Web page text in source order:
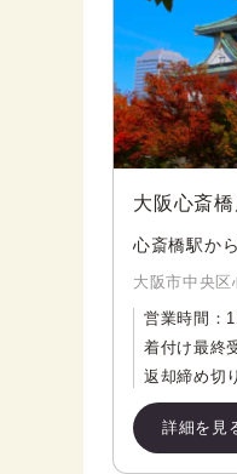
大阪心斎
心斎橋駅か
大阪市中央
営業時間：
着付け最終
返却締め切
詳細を見